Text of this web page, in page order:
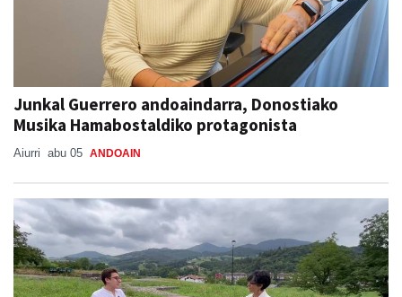
Junkal Guerrero andoaindarra, Donostiako
Musika Hamabostaldiko protagonista
Aiurri abu 05 ANDOAIN